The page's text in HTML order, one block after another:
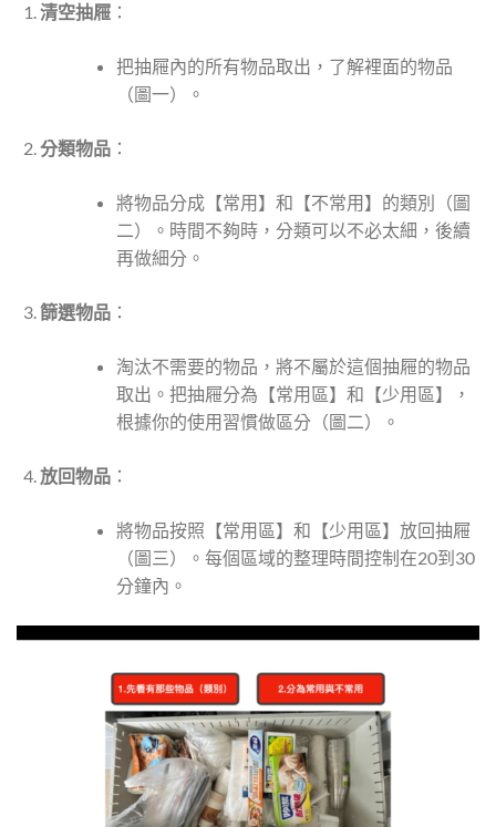
清空抽屜：
把抽屜內的所有物品取出，了解裡面的物品
（圖一）。
分類物品：
將物品分成【常用】和【不常用】的類別（圖
二）。時間不夠時，分類可以不必太細，後續
再做細分。
篩選物品：
淘汰不需要的物品，將不屬於這個抽屜的物品
取出。把抽屜分為【常用區】和【少用區】，
根據你的使用習慣做區分（圖二）。
放回物品：
將物品按照【常用區】和【少用區】放回抽屜
（圖三）。每個區域的整理時間控制在20到30
分鐘內。